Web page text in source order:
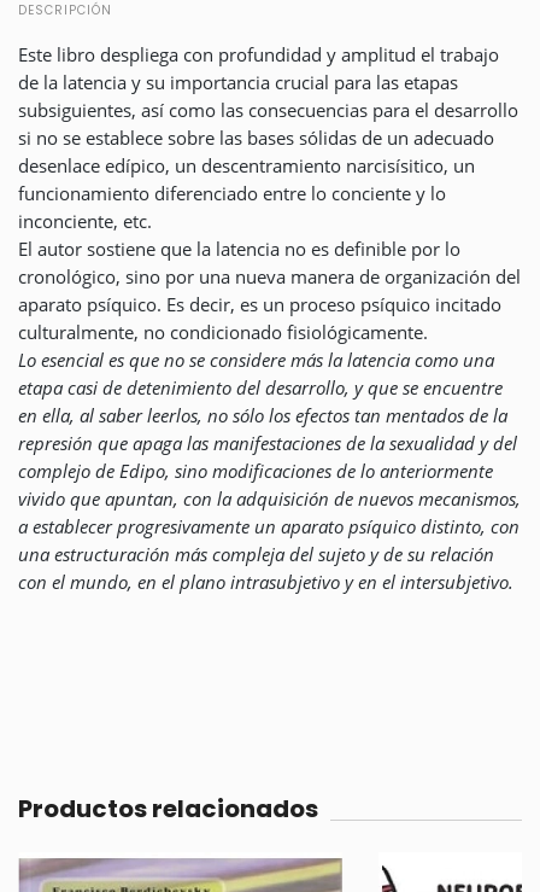
DESCRIPCIÓN
Este libro despliega con profundidad y amplitud el trabajo
de la latencia y su importancia crucial para las etapas
subsiguientes, así como las consecuencias para el desarrollo
si no se establece sobre las bases sólidas de un adecuado
desenlace edípico, un descentramiento narcisísitico, un
funcionamiento diferenciado entre lo conciente y lo
inconciente, etc.
El autor sostiene que la latencia no es definible por lo
cronológico, sino por una nueva manera de organización del
aparato psíquico. Es decir, es un proceso psíquico incitado
culturalmente, no condicionado fisiológicamente.
Lo esencial es que no se considere más la latencia como una
etapa casi de detenimiento del desarrollo, y que se encuentre
en ella, al saber leerlos, no sólo los efectos tan mentados de la
represión que apaga las manifestaciones de la sexualidad y del
complejo de Edipo, sino modificaciones de lo anteriormente
vivido que apuntan, con la adquisición de nuevos mecanismos,
a establecer progresivamente un aparato psíquico distinto, con
una estructuración más compleja del sujeto y de su relación
con el mundo, en el plano intrasubjetivo y en el intersubjetivo.
Productos relacionados